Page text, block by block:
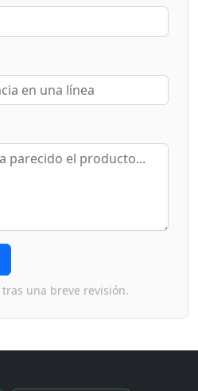
una breve revisión.